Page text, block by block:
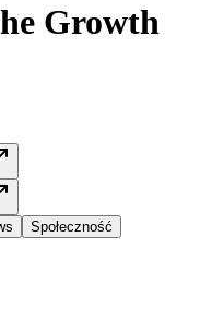
Growth
Społeczność